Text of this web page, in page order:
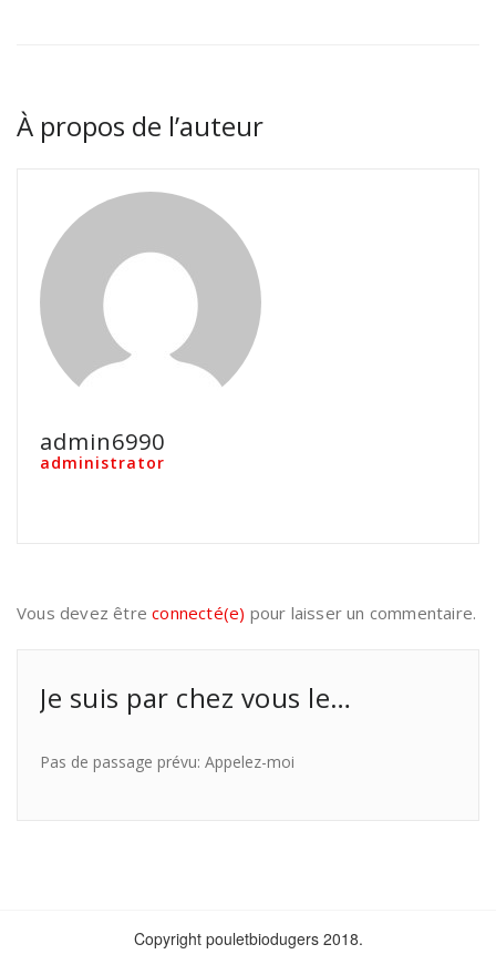
À propos de l’auteur
admin6990
administrator
Vous devez êtreconnecté(e) pour laisser un commentaire.
Je suis par chez vous le…
Pas de passage prévu: Appelez-moi
Copyright pouletbiodugers 2018.